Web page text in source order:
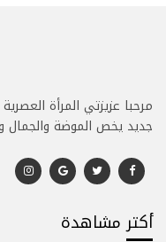
مرحبا عزيزتي المرأة
جديد يخص الموضة
أكتر مشاهدة